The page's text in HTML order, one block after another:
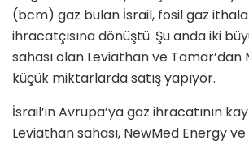
(bcm) gaz bulan İsrail, fosil gaz
ihracatçısına dönüştü. Şu anda iki
sahası olan Leviathan ve Tamar’dan
küçük miktarlarda satış yapıyor.
İsrail’in Avrupa’ya gaz ihracatının
Leviathan sahası, NewMed Energy